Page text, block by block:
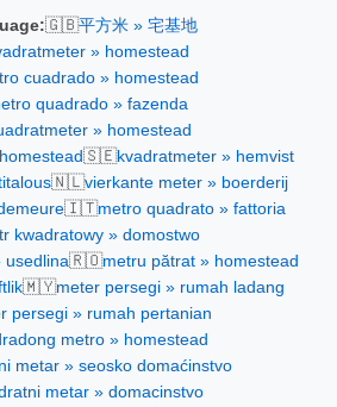
🇬🇧平方米 » 宅基地
» homestead
cuadrado » homestead
quadrado » fazenda
» homestead
🇸🇪kvadratmeter » hemvist
🇳🇱vierkante meter » boerderij
🇮🇹metro quadrato » fattoria
kwadratowy » domostwo
usedlina🇷🇴metru pătrat » homestead
🇲🇾meter persegi » rumah ladang
persegi » rumah pertanian
metro » homestead
metar » seosko domaćinstvo
metar » domacinstvo